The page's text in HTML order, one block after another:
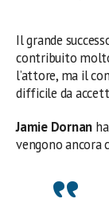
Il grande
contribuito
l’attore, ma il
difficile da
Jamie Dornan
vengono ancora